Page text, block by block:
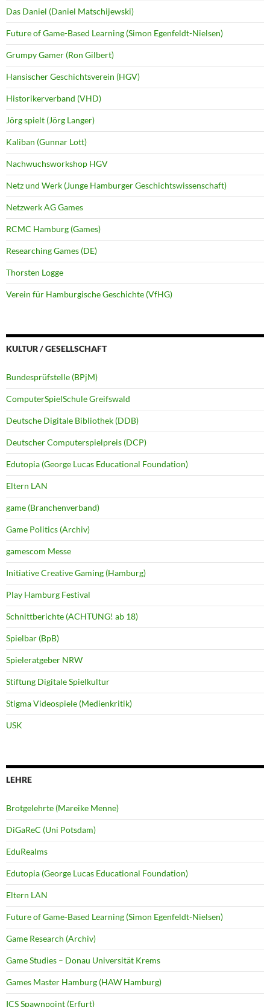
Das Daniel (Daniel Matschijewski)
Future of Game-Based Learning (Simon Egenfeldt-Nielsen)
Grumpy Gamer (Ron Gilbert)
Hansischer Geschichtsverein (HGV)
Historikerverband (VHD)
Jörg spielt (Jörg Langer)
Kaliban (Gunnar Lott)
Nachwuchsworkshop HGV
Netz und Werk (Junge Hamburger Geschichtswissenschaft)
Netzwerk AG Games
RCMC Hamburg (Games)
Researching Games (DE)
Thorsten Logge
Verein für Hamburgische Geschichte (VfHG)
KULTUR / GESELLSCHAFT
Bundesprüfstelle (BPjM)
ComputerSpielSchule Greifswald
Deutsche Digitale Bibliothek (DDB)
Deutscher Computerspielpreis (DCP)
Edutopia (George Lucas Educational Foundation)
Eltern LAN
game (Branchenverband)
Game Politics (Archiv)
gamescom Messe
Initiative Creative Gaming (Hamburg)
Play Hamburg Festival
Schnittberichte (ACHTUNG! ab 18)
Spielbar (BpB)
Spieleratgeber NRW
Stiftung Digitale Spielkultur
Stigma Videospiele (Medienkritik)
USK
LEHRE
Brotgelehrte (Mareike Menne)
DiGaReC (Uni Potsdam)
EduRealms
Edutopia (George Lucas Educational Foundation)
Eltern LAN
Future of Game-Based Learning (Simon Egenfeldt-Nielsen)
Game Research (Archiv)
Game Studies – Donau Universität Krems
Games Master Hamburg (HAW Hamburg)
ICS Spawnpoint (Erfurt)